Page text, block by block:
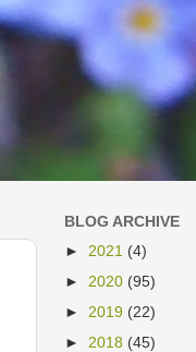
BLOG ARCHIVE
► 2021 (4)
► 2020 (95)
► 2019 (22)
► 2018 (45)